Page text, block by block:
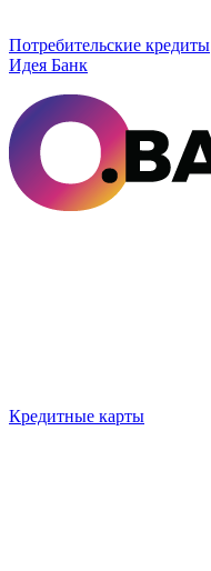
Потребительские кредиты
Идея Банк
Кредитные карты